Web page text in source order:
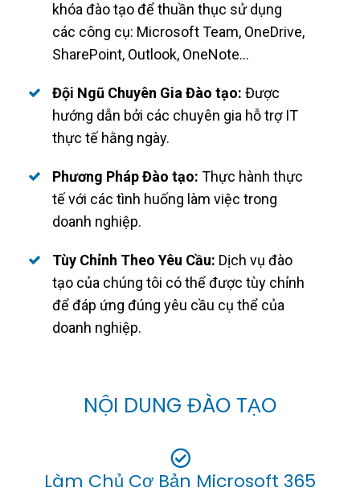
khóa đào tạo để thuần thục sử dụng
các công cụ: Microsoft Team, OneDrive,
SharePoint, Outlook, OneNote...
Đội Ngũ Chuyên Gia Đào tạo: Được
hướng dẫn bởi các chuyên gia hỗ trợ IT
thực tế hằng ngày.
Phương Pháp Đào tạo: Thực hành thực
tế với các tình huống làm việc trong
doanh nghiệp.
Tùy Chỉnh Theo Yêu Cầu: Dịch vụ đào
tạo của chúng tôi có thể được tùy chỉnh
để đáp ứng đúng yêu cầu cụ thể của
doanh nghiệp.
NỘI DUNG ĐÀO TẠO
Làm Chủ Cơ Bản Microsoft 365